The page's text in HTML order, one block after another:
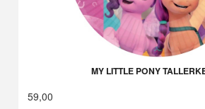
MY LITTLE PONY
59,00